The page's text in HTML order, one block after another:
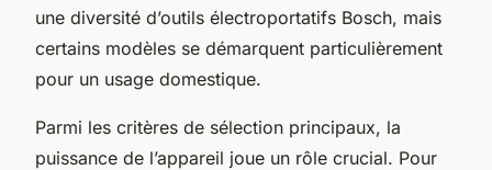
une diversité d’outils électroportatifs Bosch, mais
certains modèles se démarquent particulièrement
pour un usage domestique.
Parmi les critères de sélection principaux, la
puissance de l’appareil joue un rôle crucial. Pour